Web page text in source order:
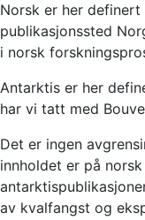
Norsk er her
publikasjonssted
i norsk
Antarktis er her
har vi tatt med
Det er ingen
innholdet er på
av kvalfangst og